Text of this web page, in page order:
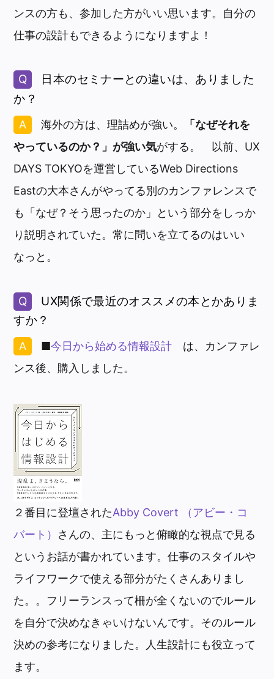
ンスの方も、参加した方がいい思います。自分の
仕事の設計もできるようになりますよ！
日本のセミナーとの違いは、ありました
か？
海外の方は、理詰めが強い。
「なぜそれを
やっているのか？」が強い気がする。 以前、UX
DAYS TOKYOを運営しているWeb Directions
Eastの大本さんがやってる別のカンファレンスで
も「なぜ？そう思ったのか」という部分をしっか
り説明されていた。常に問いを立てるのはいい
なっと。
UX関係で最近のオススメの本とかありま
すか？
■今日から始める情報設計 は、カンファレ
ンス後、購入しました。
２番目に登壇されたAbby Covert （アビー・コ
バート） さんの、主にもっと俯瞰的な視点で見る
というお話が書かれています。仕事のスタイルや
ライフワークで使える部分がたくさんありまし
た。。フリーランスって柵が全くないのでルール
を自分で決めなきゃいけないんです。そのルール
決めの参考になりました。人生設計にも役立って
ます。